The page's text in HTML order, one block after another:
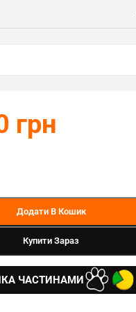
грн
Додати В Кошик
Купити Зараз
ЧАСТИНАМИ